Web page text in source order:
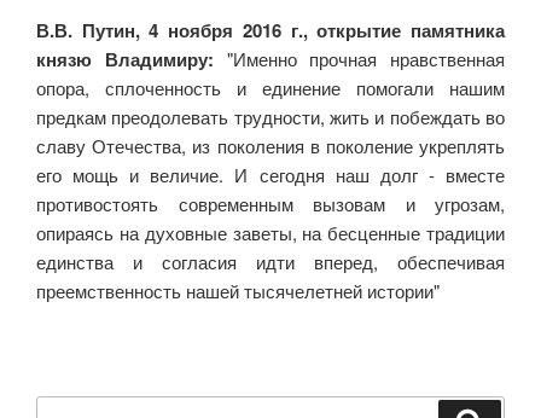
В.В. Путин, 4 ноября 2016 г., открытие памятника
князю Владимиру: "Именно прочная нравственная
опора, сплоченность и единение помогали нашим
предкам преодолевать трудности, жить и побеждать во
славу Отечества, из поколения в поколение укреплять
его мощь и величие. И сегодня наш долг - вместе
противостоять современным вызовам и угрозам,
опираясь на духовные заветы, на бесценные традиции
единства и согласия идти вперед, обеспечивая
преемственность нашей тысячелетней истории"